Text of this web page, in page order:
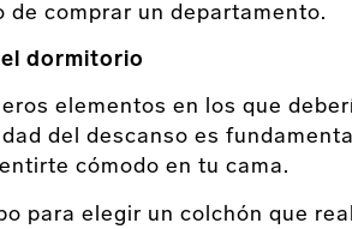
de comprar un departamento.
dormitorio
elementos en los que
del descanso es
cómodo en tu cama.
para elegir un colchón que